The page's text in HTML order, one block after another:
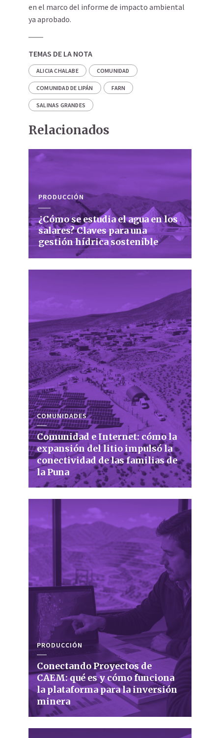
en el marco del informe de impacto ambiental
ya aprobado.
TEMAS DE LA NOTA
ALICIA CHALABE COMUNIDAD
COMUNIDAD DE LIPÁN FARN
SALINAS GRANDES
Relacionados
PRODUCCIÓN
¿Cómo se estudia el agua en los
salares? Claves para una
gestión hídrica sostenible
COMUNIDADES
Comunidad e Internet: cómo la
expansión del litio impulsó la
conectividad de las familias de
la Puna
PRODUCCIÓN
Conectando Proyectos de
CAEM: qué es y cómo funciona
la plataforma para la inversión
minera